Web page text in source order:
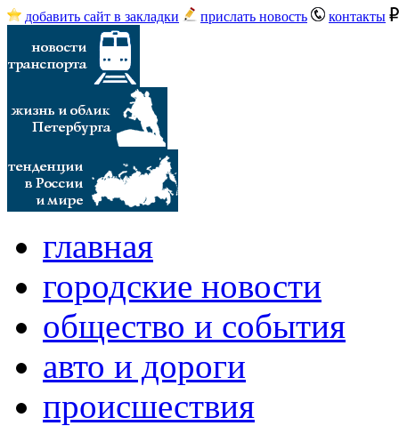
добавить сайт в закладки прислать новость контакты
главная
городские новости
общество и события
авто и дороги
происшествия